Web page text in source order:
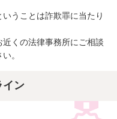
うことは詐欺罪に当たり
くの法律事務所にご相談
。
イン